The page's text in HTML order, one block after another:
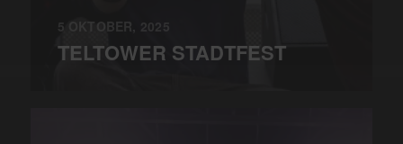
5 OKTOBER, 2025
TELTOWER STADTFEST